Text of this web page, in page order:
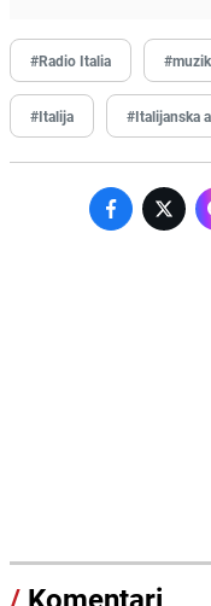
#Radio Italia
#Italija #Italijanska